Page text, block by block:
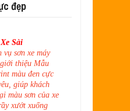
SƠN XE EXCITER 2010 MÀU ĐỎ CAM
Jul
SƠN XE ATTILA ELIZABETH PHỐI
Jun 11, 2022
SƠN XE NOUVO LX PHỐI MÀU
May 31, 2022
đẹp
Sài
vụ sơn xe máy
thiệu Mẫu
màu đen cực
giúp khách
màu sơn của xe
xướt xuống